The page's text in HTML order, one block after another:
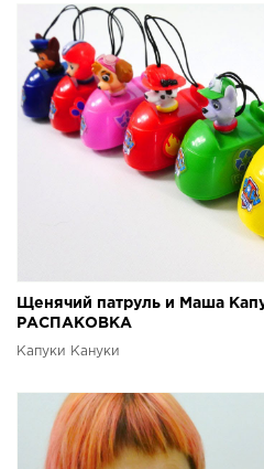
Щенячий патруль и Маша
РАСПАКОВКА
Капуки Кануки